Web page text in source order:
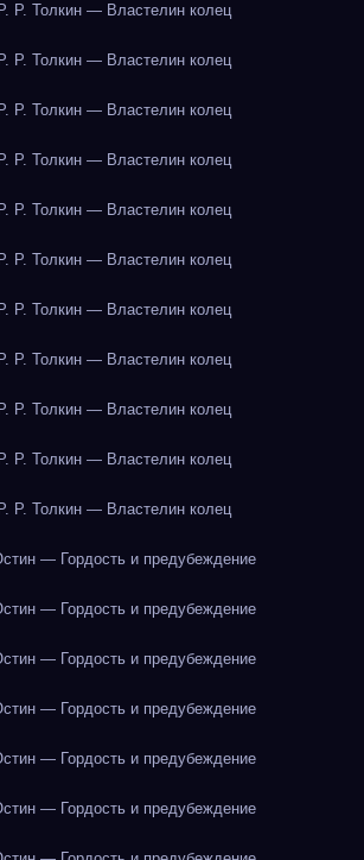
Р. Толкин — Властелин колец
Р. Толкин — Властелин колец
Р. Толкин — Властелин колец
Р. Толкин — Властелин колец
Р. Толкин — Властелин колец
Р. Толкин — Властелин колец
Р. Толкин — Властелин колец
Р. Толкин — Властелин колец
Р. Толкин — Властелин колец
Р. Толкин — Властелин колец
Р. Толкин — Властелин колец
— Гордость и предубеждение
— Гордость и предубеждение
— Гордость и предубеждение
— Гордость и предубеждение
— Гордость и предубеждение
— Гордость и предубеждение